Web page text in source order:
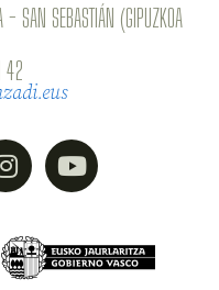
SAN SEBASTIÁN (GIPUZKOA
42